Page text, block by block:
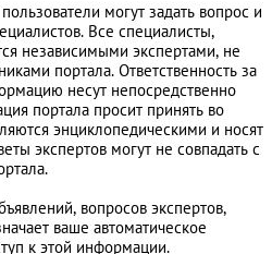
могут задать вопрос и
Все специалисты,
независимыми экспертами, не
портала. Ответственность за
несут непосредственно
портала просит принять во
энциклопедическими и носят
экспертов могут не совпадать с
вопросов экспертов,
ваше автоматическое
к этой информации.